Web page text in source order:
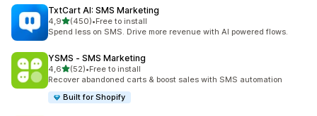
TxtCart AI: SMS Marketing
4,9na 5 gwiazdek
(450)
Łączna liczba recenzji: 450
•Free to install
Spend less on SMS. Drive more revenue with AI powered flows.
YSMS ‑ SMS Marketing
4,6na 5 gwiazdek
(52)
Łączna liczba recenzji: 52
•Free to install
Recover abandoned carts & boost sales with SMS automation
Built for Shopify